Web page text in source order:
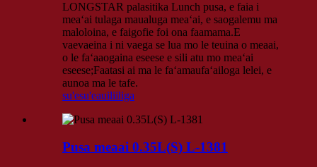
LONGSTAR palasitika Lunch pusa, e faia i
meaʻai tulaga maualuga meaʻai, e saogalemu ma
maloloina, e faigofie foi ona faamama.E
vaevaeina i ni vaega se lua mo le teuina o meaai,
o le faʻaaogaina eseese e sili atu mo meaʻai
eseese;Faatasi ai ma le faʻamaufaʻailoga lelei, e
aunoa ma le tafe.
su'esu'eauiliiliga
Pusa meaai 0.35L(S) L-1381